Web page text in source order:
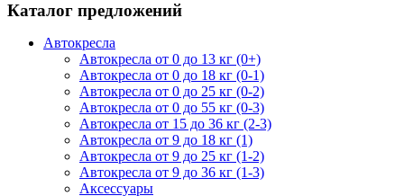
Каталог предложений
Автокресла
Автокресла от 0 до 13 кг (0+)
Автокресла от 0 до 18 кг (0-1)
Автокресла от 0 до 25 кг (0-2)
Автокресла от 0 до 55 кг (0-3)
Автокресла от 15 до 36 кг (2-3)
Автокресла от 9 до 18 кг (1)
Автокресла от 9 до 25 кг (1-2)
Автокресла от 9 до 36 кг (1-3)
Аксессуары